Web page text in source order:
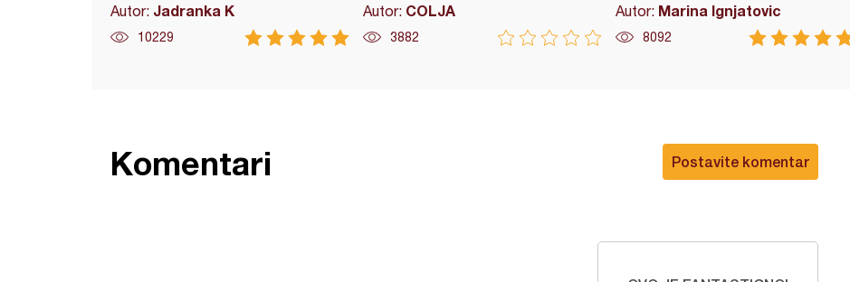
Autor: Jadranka K
10229
Autor: COLJA
3882
Autor: Marina Ignjatovic
8092
Postavite komentar
Komentari